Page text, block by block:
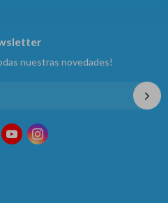
nuestras novedades!
 